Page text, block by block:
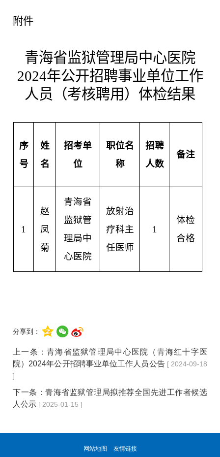
附件
青海省监狱管理局中心医院
2024年公开招聘事业单位工作
人员（考核聘用）体检结果
序
号
姓
名
招考单
位
职位名
称
招聘
人数
备注
1
赵
凤
菊
青海省
监狱管
理局中
心医院
放射治
疗科主
任医师
1
体检
合格
分享到：
上一条：青海省监狱管理局中心医院（青海红十字医
院）2024年公开招聘事业单位工作人员公告 [ 2024-09-18
]
下一条：青海省监狱管理局拟推荐全国先进工作者候选
人公示 [ 2025-01-15 ]
网站地图 友情链接